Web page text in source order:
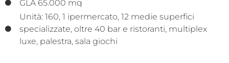
GLA 65.000 mq
Unità: 160, 1 ipermercato, 12 medie superfici
specializzate, oltre 40 bar e ristoranti, multiplex
luxe, palestra, sala giochi